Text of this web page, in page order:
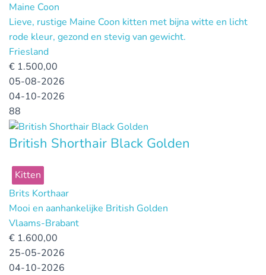
Maine Coon
Lieve, rustige Maine Coon kitten met bijna witte en licht
rode kleur, gezond en stevig van gewicht.
Friesland
€ 1.500,00
05-08-2026
04-10-2026
88
British Shorthair Black Golden
Kitten
Brits Korthaar
Mooi en aanhankelijke British Golden
Vlaams-Brabant
€ 1.600,00
25-05-2026
04-10-2026